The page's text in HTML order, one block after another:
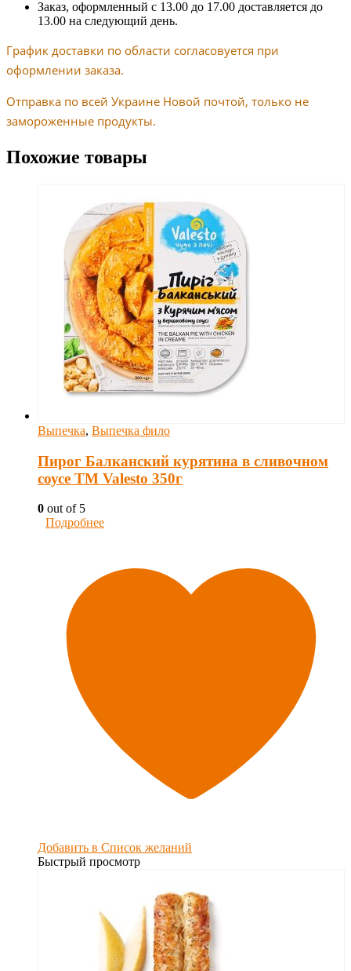
Заказ, оформленный с 13.00 до 17.00 доставляется до
13.00 на следующий день.
График доставки по области согласовуется при
оформлении заказа.
Отправка по всей Украине Новой почтой, только не
замороженные продукты.
Похожие товары
Выпечка, Выпечка фило
Пирог Балканский курятина в сливочном
соусе ТМ Valesto 350г
0 out of 5
Подробнее
Добавить в Список желаний
Быстрый просмотр